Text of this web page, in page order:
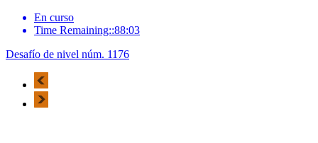
En curso
Time Remaining::88:03
Desafío de nivel núm. 1176